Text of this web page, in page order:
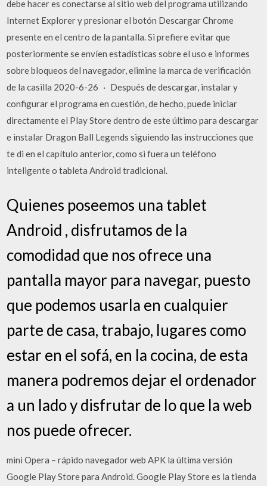
debe hacer es conectarse al sitio web del programa utilizando
Internet Explorer y presionar el botón Descargar Chrome
presente en el centro de la pantalla. Si prefiere evitar que
posteriormente se envíen estadísticas sobre el uso e informes
sobre bloqueos del navegador, elimine la marca de verificación
de la casilla 2020-6-26 · Después de descargar, instalar y
configurar el programa en cuestión, de hecho, puede iniciar
directamente el Play Store dentro de este último para descargar
e instalar Dragon Ball Legends siguiendo las instrucciones que
te di en el capítulo anterior, como si fuera un teléfono
inteligente o tableta Android tradicional.
Quienes poseemos una tablet
Android , disfrutamos de la
comodidad que nos ofrece una
pantalla mayor para navegar, puesto
que podemos usarla en cualquier
parte de casa, trabajo, lugares como
estar en el sofá, en la cocina, de esta
manera podremos dejar el ordenador
a un lado y disfrutar de lo que la web
nos puede ofrecer.
mini Opera – rápido navegador web APK la última versión
Google Play Store para Android. Google Play Store es la tienda